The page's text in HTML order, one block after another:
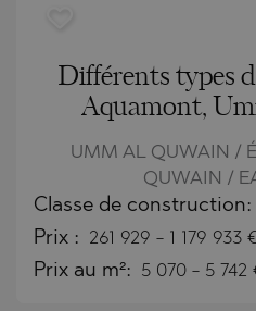
Différents types
Aquamont,
UMM AL QUWAIN /
QUWAIN /
Classe de construction:
Prix : 261 929 - 1 179 933
Prix au m²: 5 070 - 5